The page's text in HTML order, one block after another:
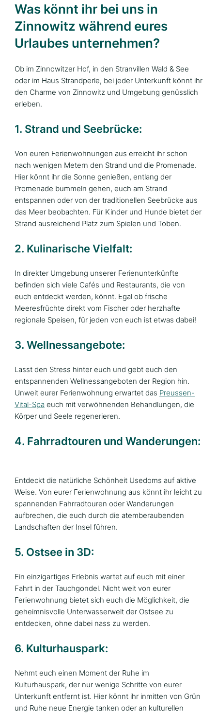
Was könnt ihr bei uns in
Zinnowitz während eures
Urlaubes unternehmen?
Ob im Zinnowitzer Hof, in den Stranvillen Wald & See
oder im Haus Strandperle, bei jeder Unterkunft könnt ihr
den Charme von Zinnowitz und Umgebung genüsslich
erleben.
1. Strand und Seebrücke:
Von euren Ferienwohnungen aus erreicht ihr schon
nach wenigen Metern den Strand und die Promenade.
Hier könnt ihr die Sonne genießen, entlang der
Promenade bummeln gehen, euch am Strand
entspannen oder von der traditionellen Seebrücke aus
das Meer beobachten. Für Kinder und Hunde bietet der
Strand ausreichend Platz zum Spielen und Toben.
2. Kulinarische Vielfalt:
In direkter Umgebung unserer Ferienunterkünfte
befinden sich viele Cafés und Restaurants, die von
euch entdeckt werden, könnt. Egal ob frische
Meeresfrüchte direkt vom Fischer oder herzhafte
regionale Speisen, für jeden von euch ist etwas dabei!
3. Wellnessangebote:
Lasst den Stress hinter euch und gebt euch den
entspannenden Wellnessangeboten der Region hin.
Unweit eurer Ferienwohnung erwartet das Preussen-
Vital-Spa euch mit verwöhnenden Behandlungen, die
Körper und Seele regenerieren.
4. Fahrradtouren und Wanderungen:
Entdeckt die natürliche Schönheit Usedoms auf aktive
Weise. Von eurer Ferienwohnung aus könnt ihr leicht zu
spannenden Fahrradtouren oder Wanderungen
aufbrechen, die euch durch die atemberaubenden
Landschaften der Insel führen.
5. Ostsee in 3D:
Ein einzigartiges Erlebnis wartet auf euch mit einer
Fahrt in der Tauchgondel. Nicht weit von eurer
Ferienwohnung bietet sich euch die Möglichkeit, die
geheimnisvolle Unterwasserwelt der Ostsee zu
entdecken, ohne dabei nass zu werden.
6. Kulturhauspark:
Nehmt euch einen Moment der Ruhe im
Kulturhauspark, der nur wenige Schritte von eurer
Unterkunft entfernt ist. Hier könnt ihr inmitten von Grün
und Ruhe neue Energie tanken oder an kulturellen